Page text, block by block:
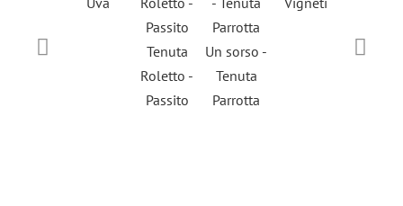
Tenuta
Roletto -
Passito
Un sorso -
Tenuta
Parrotta